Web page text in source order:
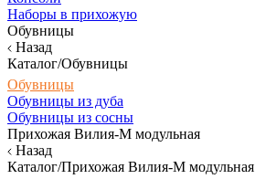
Наборы в прихожую
Обувницы
Назад
Каталог/Обувницы
Обувницы
Обувницы из дуба
Обувницы из сосны
Прихожая Вилия-М модульная
Назад
Каталог/Прихожая Вилия-М модульная